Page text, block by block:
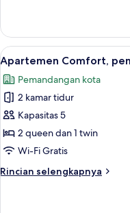
Apartemen
Klasik,
1
kamar
tidur,
pemandangan
laut
Lihat
semua
foto
untuk
Apartemen
Comfort,
pemandangan
15
Apartemen Comfort,
Pemandangan kota
2 kamar tidur
Kapasitas 5
2 queen dan 1 twin
Wi-Fi Gratis
Rincian selengkapnya
Rincian